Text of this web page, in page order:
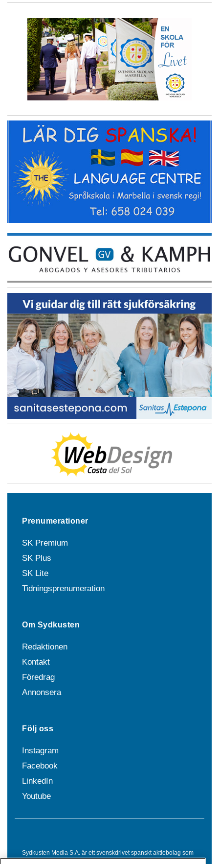
Prenumerationer
SK Premium
SK Plus
SK Lite
Tidningsprenumeration
Om Sydkusten
Redaktionen
Kontakt
Föredrag
Annonsera
Följ oss
Instagram
Facebook
LinkedIn
Youtube
Sydkusten Media S.A. är ett svenskdrivet spanskt aktiebolag som